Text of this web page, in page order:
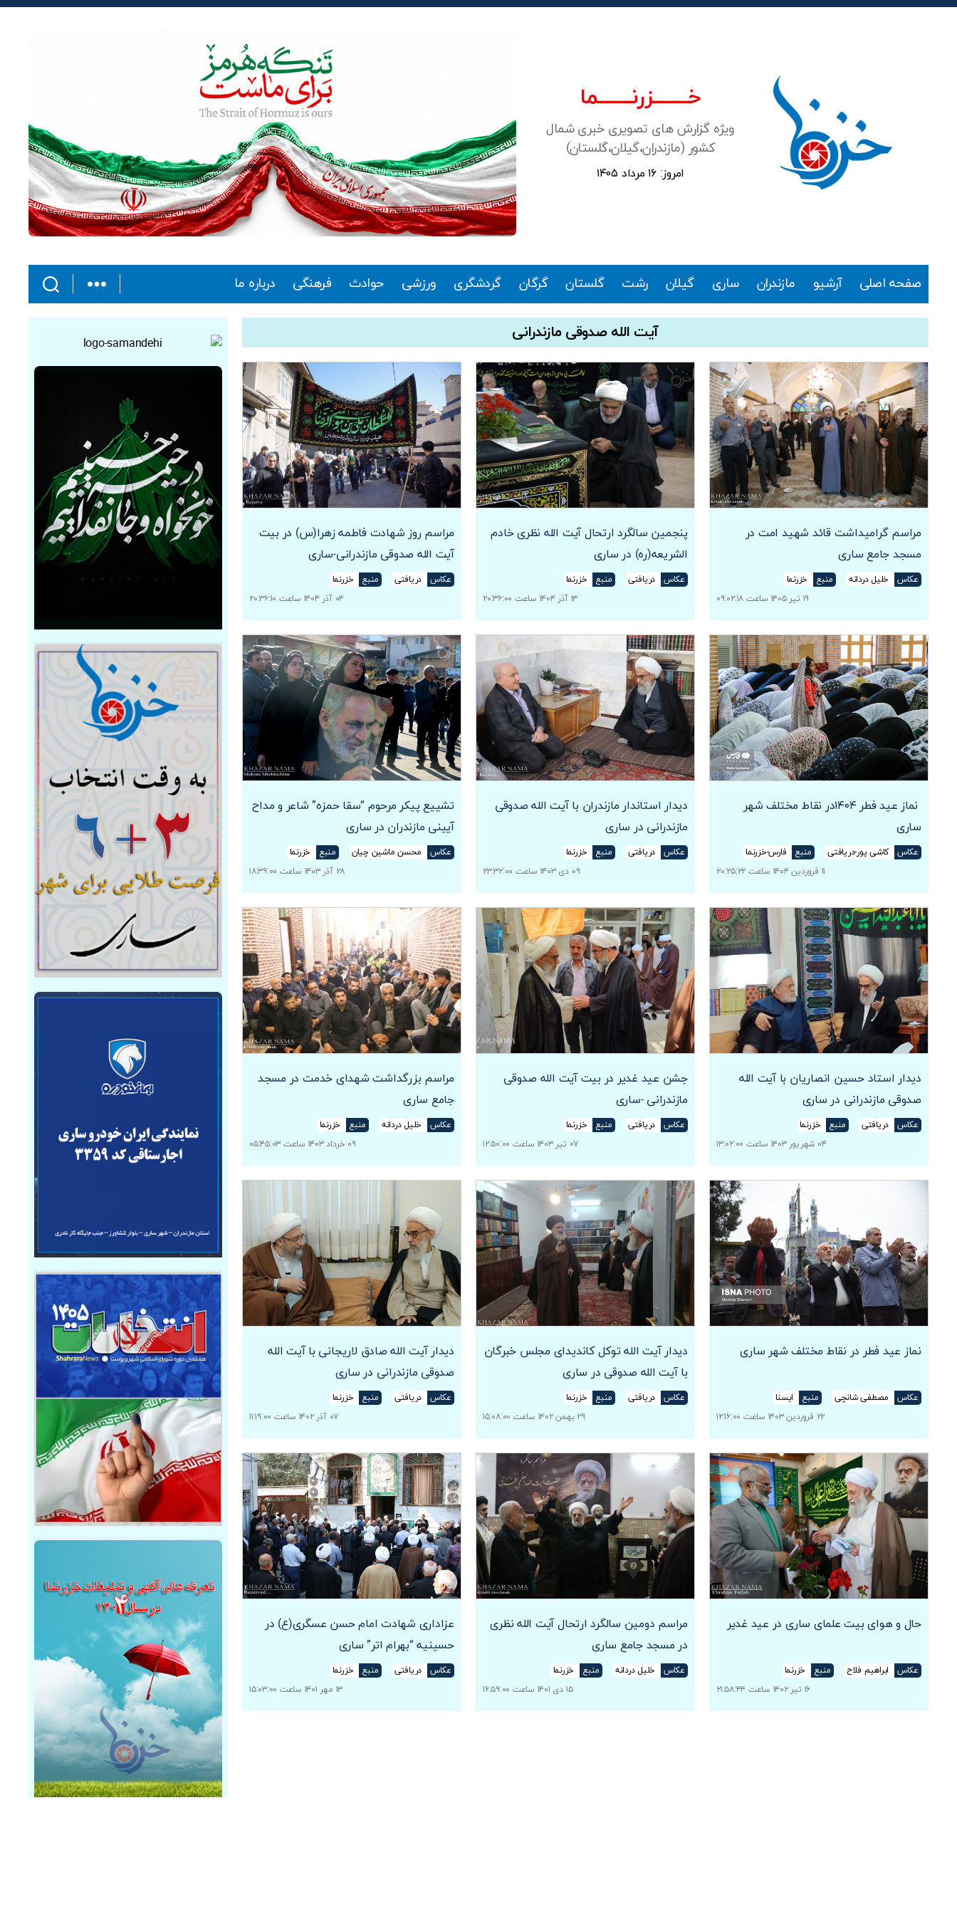
خـــــــزرنـــــــما
ویژه گزارش های تصویری خبری شمال
کشور (مازندران،گیلان،گلستان)
امروز: ۱۶ مرداد ۱۴۰۵
صفحه اصلی آرشیو مازندران ساری گیلان رشت گلستان گرگان گردشگری ورزشی حوادث فرهنگی درباره ما
آیت الله صدوقی مازندرانی
مراسم گرامیداشت قائد شهید امت در
مسجد جامع ساری
عکاس خلیل دردانه منبع
خزرنما
۱۹ تیر ۱۴۰۵ ساعت ۰۹:۰۲:۱۸
پنجمین سالگرد ارتحال آیت الله نظری خادم
الشریعه(ره) در ساری
عکاس دریافتی منبع
خزرنما
۱۳ آذر ۱۴۰۴ ساعت ۲۰:۳۶:۰۰
مراسم روز شهادت فاطمه زهرا(س) در بیت
آیت الله صدوقی مازندرانی-ساری
عکاس دریافتی منبع
خزرنما
۰۴ آذر ۱۴۰۴ ساعت ۲۰:۳۶:۱۰
نماز عید فطر ۱۴۰۴در نقاط مختلف شهر
ساری
عکاس کاشی پور-دریافتی منبع
فارس-خزرنما
۱۱ فروردین ۱۴۰۴ ساعت ۲۰:۲۵:۲۲
دیدار استاندار مازندران با آیت الله صدوقی
مازندرانی در ساری
عکاس دریافتی منبع
خزرنما
۰۹ دی ۱۴۰۳ ساعت ۲۳:۳۲:۰۰
تشییع پیکر مرحوم “سقا حمزه” شاعر و مداح
آیینی مازندران در ساری
عکاس محسن ماشین چیان منبع
خزرنما
۲۸ آذر ۱۴۰۳ ساعت ۱۸:۳۹:۰۰
دیدار استاد حسین انصاریان با آیت الله
صدوقی مازندرانی در ساری
عکاس دریافتی منبع
خزرنما
۰۴ شهریور ۱۴۰۳ ساعت ۱۳:۰۲:۰۰
جشن عید غدیر در بیت آیت الله صدوقی
مازندرانی -ساری
عکاس دریافتی منبع
خزرنما
۰۷ تیر ۱۴۰۳ ساعت ۱۲:۵۰:۰۰
مراسم بزرگداشت شهدای خدمت در مسجد
جامع ساری
عکاس خلیل دردانه منبع
خزرنما
۰۹ خرداد ۱۴۰۳ ساعت ۰۵:۴۵:۰۳
نماز عید فطر در نقاط مختلف شهر ساری
عکاس مصطفی شانچی منبع
ایسنا
۲۲ فروردین ۱۴۰۳ ساعت ۱۲:۱۶:۰۰
دیدار آیت الله توکل کاندیدای مجلس خبرگان
با آیت الله صدوقی در ساری
عکاس دریافتی منبع
خزرنما
۲۹ بهمن ۱۴۰۲ ساعت ۱۵:۰۸:۰۰
دیدار آیت الله صادق لاریجانی با آیت الله
صدوقی مازندرانی در ساری
عکاس دریافتی منبع
خزرنما
۰۷ آذر ۱۴۰۲ ساعت ۱۱:۱۹:۰۰
حال و هوای بیت علمای ساری در عید غدیر
عکاس ابراهیم فلاح منبع
خزرنما
۱۶ تیر ۱۴۰۲ ساعت ۲۱:۵۸:۴۴
مراسم دومین سالگرد ارتحال آیت الله نظری
در مسجد جامع ساری
عکاس خلیل دردانه منبع
خزرنما
۱۵ دی ۱۴۰۱ ساعت ۱۶:۵۹:۰۰
عزاداری شهادت امام حسن عسگری(ع) در
حسینیه “بهرام اتر” ساری
عکاس دریافتی منبع
خزرنما
۱۳ مهر ۱۴۰۱ ساعت ۱۵:۰۳:۰۰